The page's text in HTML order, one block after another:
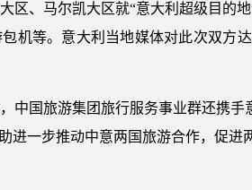
区、马尔凯大区就“意大利超级目的
机等。意大利当地媒体对此次双方
中国旅游集团旅行服务事业群还携
进一步推动中意两国旅游合作，促进